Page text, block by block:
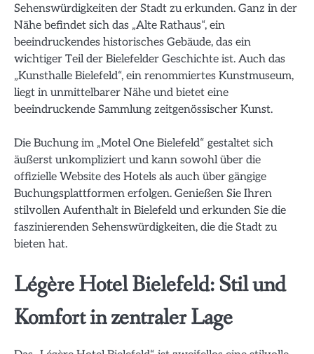
Sehenswürdigkeiten der Stadt zu erkunden. Ganz in der
Nähe befindet sich das „Alte Rathaus“, ein
beeindruckendes historisches Gebäude, das ein
wichtiger Teil der Bielefelder Geschichte ist. Auch das
„Kunsthalle Bielefeld“, ein renommiertes Kunstmuseum,
liegt in unmittelbarer Nähe und bietet eine
beeindruckende Sammlung zeitgenössischer Kunst.
Die Buchung im „Motel One Bielefeld“ gestaltet sich
äußerst unkompliziert und kann sowohl über die
offizielle Website des Hotels als auch über gängige
Buchungsplattformen erfolgen. Genießen Sie Ihren
stilvollen Aufenthalt in Bielefeld und erkunden Sie die
faszinierenden Sehenswürdigkeiten, die die Stadt zu
bieten hat.
Légère Hotel Bielefeld: Stil und
Komfort in zentraler Lage